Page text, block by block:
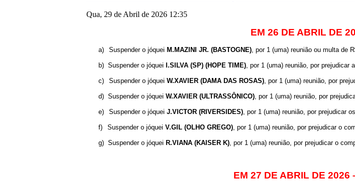
Qua, 29 de Abril de 2026 12:35
EM 26 DE ABRIL DE
a) Suspender o jóquei M.MAZINI JR. (BASTOGNE) , por 1 (uma) reunião ou multa de
b) Suspender o jóquei I.SILVA (SP) (HOPE TIME) , por 1 (uma) reunião, por prejudicar
c) Suspender o jóquei W.XAVIER (DAMA DAS ROSAS) , por 1 (uma) reunião, por
d) Suspender o jóquei W.XAVIER (ULTRASSÔNICO) , por 1 (uma) reunião, por
e) Suspender o jóquei J.VICTOR (RIVERSIDES) , por 1 (uma) reunião, por prejudicar
f) Suspender o jóquei V.GIL (OLHO GREGO) , por 1 (uma) reunião, por prejudicar o
g) Suspender o jóquei R.VIANA (KAISER K) , por 1 (uma) reunião, por prejudicar o
EM 27 DE ABRIL DE 2026